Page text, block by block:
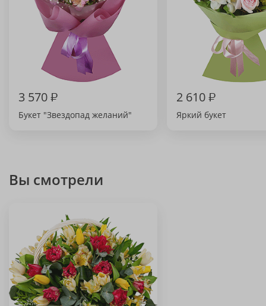
3 570₽
Букет "Звездопад желаний"
2 610₽
Яркий букет
Вы смотрели